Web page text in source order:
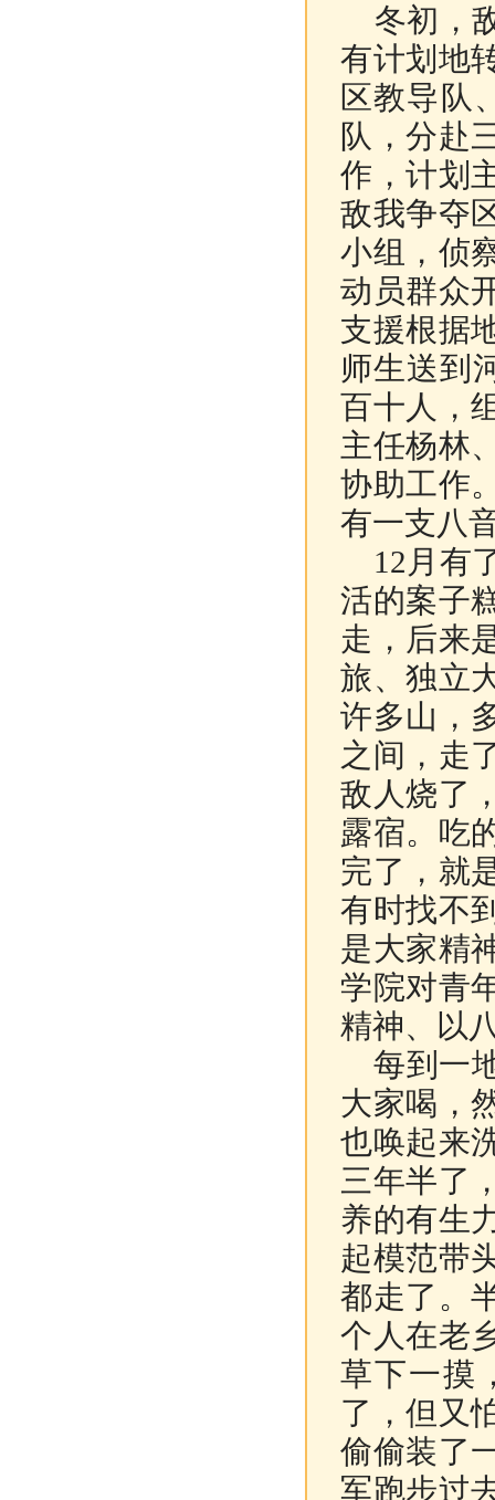
冬初，
有计划地
区教导队
队，分赴
作，计划
敌我争夺
小组，侦
动员群众
支援根据
师生送到
百十人，
主任杨林
协助工作
有一支八
12 月有
活的案子
走，后来
旅、独立
许多山，
之间，走
敌人烧了
露宿。吃
完了，就
有时找不
是大家精
学院对青
精神、以
每到一
大家喝，
也唤起来
三年半了
养的有生
起模范带
都走了。
个人在老
草下一摸
了，但又
偷偷装了
军跑步过